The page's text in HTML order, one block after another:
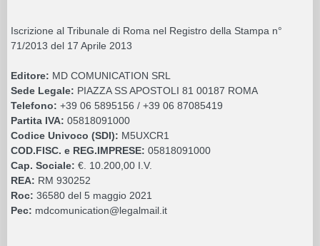
Iscrizione al Tribunale di Roma nel Registro della Stampa n°
71/2013 del 17 Aprile 2013
Editore: MD COMUNICATION SRL
Sede Legale: PIAZZA SS APOSTOLI 81 00187 ROMA
Telefono: +39 06 5895156 / +39 06 87085419
Partita IVA: 05818091000
Codice Univoco (SDI): M5UXCR1
COD.FISC. e REG.IMPRESE: 05818091000
Cap. Sociale: €. 10.200,00 I.V.
REA: RM 930252
Roc: 36580 del 5 maggio 2021
Pec: mdcomunication@legalmail.it